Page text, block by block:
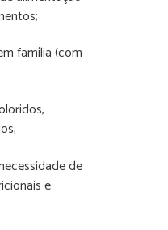
;
família (com
;
de
e